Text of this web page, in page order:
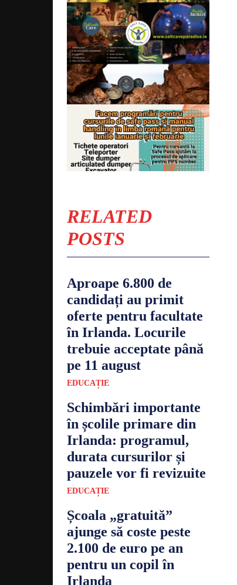
RELATED
POSTS
Aproape 6.800 de
candidați au primit
oferte pentru facultate
în Irlanda. Locurile
trebuie acceptate până
pe 11 august
EDUCAȚIE
Schimbări importante
în școlile primare din
Irlanda: programul,
durata cursurilor și
pauzele vor fi revizuite
EDUCAȚIE
Școala „gratuită”
ajunge să coste peste
2.100 de euro pe an
pentru un copil în
Irlanda